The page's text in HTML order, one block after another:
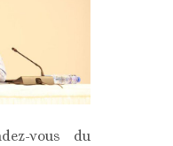
vous du